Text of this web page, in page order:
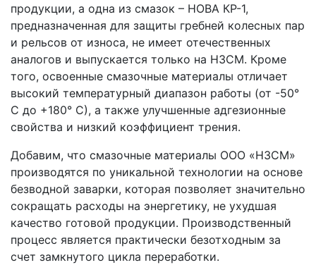
продукции, а одна из смазок – НОВА КР-1,
предназначенная для защиты гребней колесных пар
и рельсов от износа, не имеет отечественных
аналогов и выпускается только на НЗСМ. Кроме
того, освоенные смазочные материалы отличает
высокий температурный диапазон работы (от -50°
С до +180° С), а также улучшенные адгезионные
свойства и низкий коэффициент трения.
Добавим, что смазочные материалы ООО «НЗСМ»
производятся по уникальной технологии на основе
безводной заварки, которая позволяет значительно
сокращать расходы на энергетику, не ухудшая
качество готовой продукции. Производственный
процесс является практически безотходным за
счет замкнутого цикла переработки.